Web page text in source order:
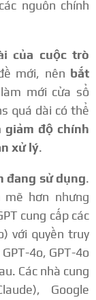
nguồn chính
của cuộc trò
mới, nên bắt
mới cửa sổ
quá dài có thể
giảm độ chính
xử lý.
đang sử dụng.
hơn nhưng
cung cấp các
với quyền truy
4o, GPT-4o
Các nhà cung
Google